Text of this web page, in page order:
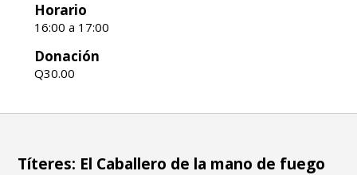
Horario
16:00 a 17:00
Donación
Q30.00
Títeres: El Caballero de la mano de fuego